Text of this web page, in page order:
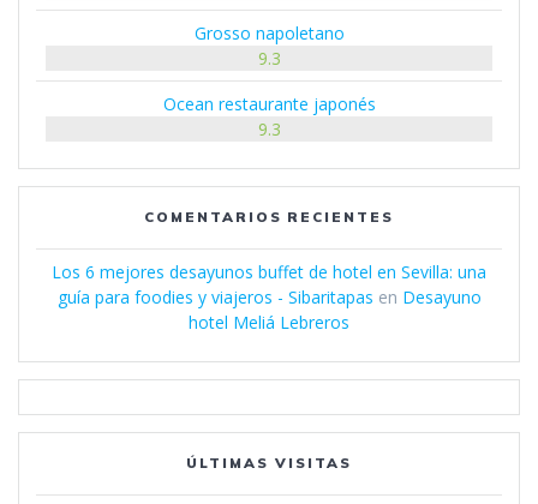
Grosso napoletano
9.3
Ocean restaurante japonés
9.3
COMENTARIOS RECIENTES
Los 6 mejores desayunos buffet de hotel en Sevilla: una
guía para foodies y viajeros - Sibaritapas en Desayuno
hotel Meliá Lebreros
ÚLTIMAS VISITAS